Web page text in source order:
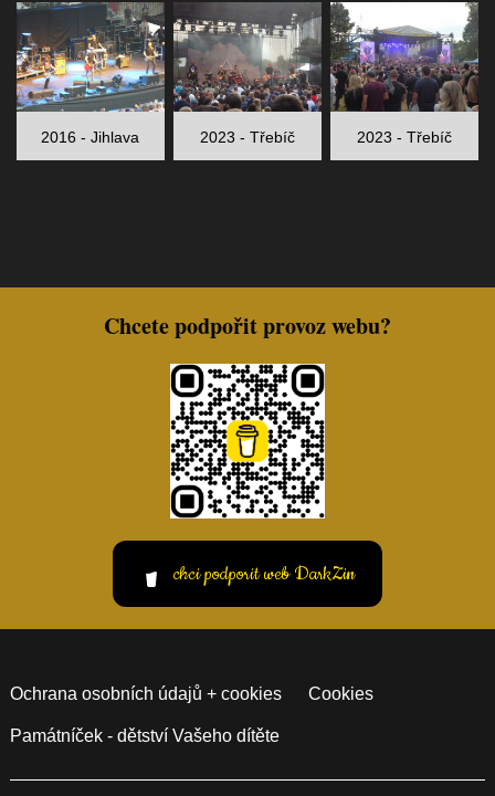
2016 - Jihlava 2023 - Třebíč 2023 - Třebíč
Chcete podpořit provoz webu?
chci podporit web DarkZin
Ochrana osobních údajů + cookies Cookies
Památníček - dětství Vašeho dítěte